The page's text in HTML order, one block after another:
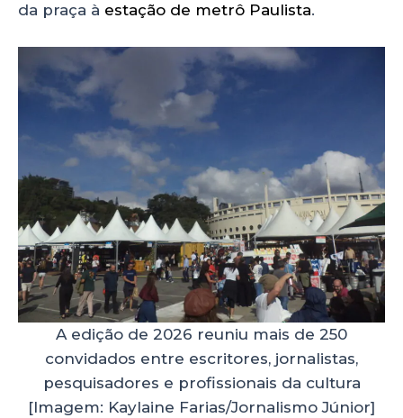
da praça à estação de metrô Paulista.
A edição de 2026 reuniu mais de 250
convidados entre escritores, jornalistas,
pesquisadores e profissionais da cultura
[Imagem: Kaylaine Farias/Jornalismo Júnior]